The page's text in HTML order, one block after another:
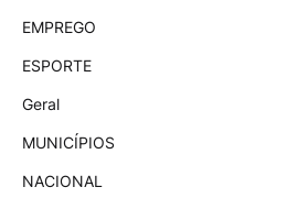
EMPREGO
ESPORTE
Geral
MUNICÍPIOS
NACIONAL